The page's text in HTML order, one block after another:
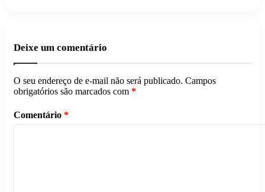
Deixe um comentário
O seu endereço de e-mail não será publicado. Campos
obrigatórios são marcados com *
Comentário *